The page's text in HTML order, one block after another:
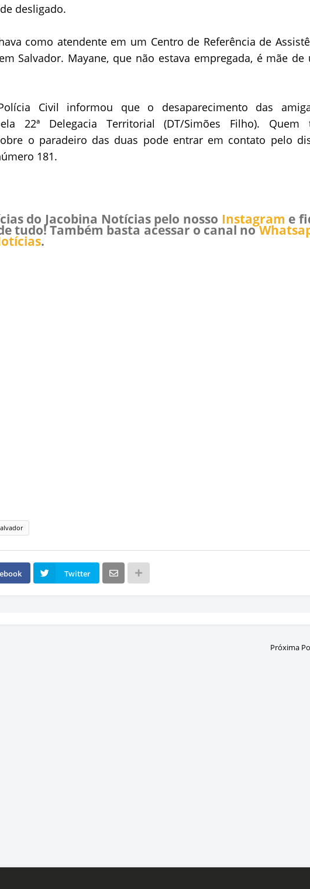
desligado.
como atendente em um Centro de Referência de
em Salvador. Mayane, que não estava empregada, é mãe de
Civil informou que o desaparecimento das
22ª Delegacia Territorial (DT/Simões Filho). Quem
o paradeiro das duas pode entrar em contato pelo
181.
do Jacobina Notícias pelo nosso Instagram e
tudo! Também basta acessar o canal no
.
Twitter
Próxima